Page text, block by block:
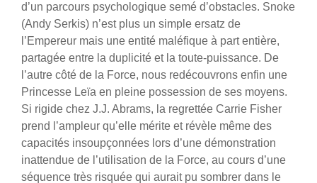
d’un parcours psychologique semé d’obstacles. Snoke
(Andy Serkis) n’est plus un simple ersatz de
l’Empereur mais une entité maléfique à part entière,
partagée entre la duplicité et la toute-puissance. De
l’autre côté de la Force, nous redécouvrons enfin une
Princesse Leïa en pleine possession de ses moyens.
Si rigide chez J.J. Abrams, la regrettée Carrie Fisher
prend l’ampleur qu’elle mérite et révèle même des
capacités insoupçonnées lors d’une démonstration
inattendue de l’utilisation de la Force, au cours d’une
séquence très risquée qui aurait pu sombrer dans le